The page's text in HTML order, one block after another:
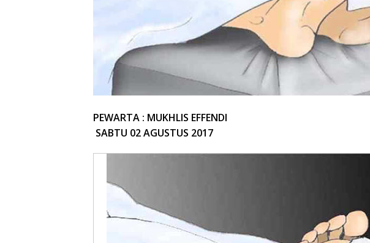
PEWARTA : MUKHLIS EFFENDI
SABTU 02 AGUSTUS 2017